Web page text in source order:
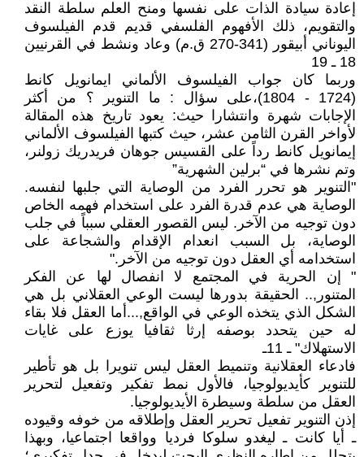
إعادة سيادة الذات على نفسها ومنح العلم سلطة النقد
والتقويم، ذلك الأفهوم الفلسفي قديم قدم الفيلسوف
اليوناني أبيقور (341-270 ق.م) وعاد ونشط في القرنيين
18 ـ 19
وربما كان جواب الفيلسوف الألماني ايمانويل كانط
(1724 - 1804)،على سؤال : ما التنوير ؟ من أكثر
الإجابات شهرة وانتشارا حيث: يعود تاريخ هذه المقالة
لأواخر القرن الثامن عشر، حيث كتبها الفيلسوف الألماني
إيمانويل كانط رداً على القسيس جوهان فريدريك زولنر،
وتم نشرها في “برلين الشهرية”
"التنوير هو تحرر الفرد من الوصاية التي جلبها لنفسه.
الوصاية هي عدم قدرة الفرد على استخدام فهمه الخاص
دون توجيه من الآخر. ليس القصور العقلي سبباً في جلب
الوصاية، بل السبب انعدام الإقدام والشجاعة على
استخدامه أي العقل دون توجيه من الآخر."
" إن الحرية في المجتمع لا انفصال لها عن الفكر
المتنور,.. الحقيقة بدورها ليست الوعي العقلاني بل هي
الشكل الذي يتخذه الوعي في الواقع,...أما العقل فلا بقاء
له حين يتحدد بوصفه إرثا ثقافيا يوزع على غايات
الاستهلاك" ـ 11ـ
فادعاء العقلانية وتنميط العقل ليس تنويرا بل هو تأطير
للتنوير كأيديولوجيا، فالأول نمط تفكير وتفعيل لتحرير
العقل من سلطة وسيطرة الأيديولوجيا.
إذن التنوير تفعيل تحرير العقل وإطلاقه من خوفه وقيوده
ـ أيا كانت ـ ليغدو سلوكا فرديا وواقعا اجتماعيا، وبهذا